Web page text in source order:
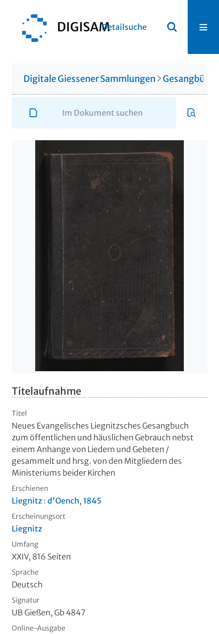
Detailsuche
Digitale Giessener Sammlungen
Titelaufnahme
Titel
Neues Evangelisches Liegnitzsches Gesangbuch
zum öffentlichen und häuslichen Gebrauch nebst
einem Anhange von Liedern und Gebeten /
gesammelt und hrsg. von den Mitgliedern des
Ministeriums beider Kirchen
Erschienen
Liegnitz : d'Oench, 1845
Erscheinungsort
Liegnitz
Umfang
XXIV, 816 Seiten
Sprache
Deutsch
Signatur
UB Gießen, Gb 4847
Online-Ausgabe